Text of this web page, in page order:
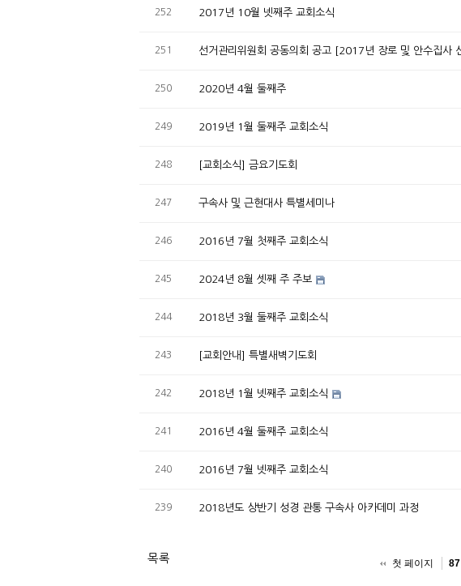
252 2017년 10월 넷째주 교회소식
251 선거관리위원회 공동의회 공고 [2017년 장로 및 안수집사
250 2020년 4월 둘째주
249 2019년 1월 둘째주 교회소식
248 [교회소식] 금요기도회
247 구속사 및 근현대사 특별세미나
246 2016년 7월 첫째주 교회소식
245 2024년 8월 셋째 주 주보
244 2018년 3월 둘째주 교회소식
243 [교회안내] 특별새벽기도회
242 2018년 1월 넷째주 교회소식
241 2016년 4월 둘째주 교회소식
240 2016년 7월 넷째주 교회소식
239 2018년도 상반기 성경 관통 구속사 아카데미 과정
목록 첫 페이지 87